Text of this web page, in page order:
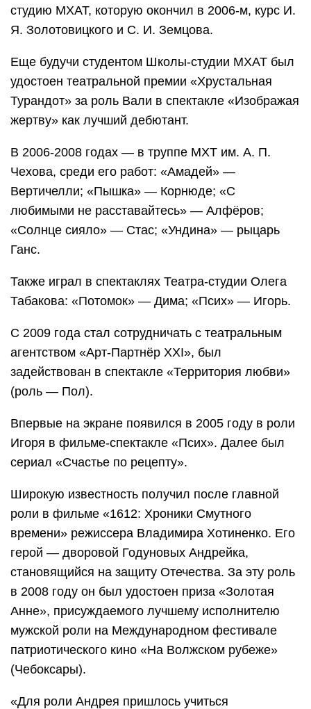
студию МХАТ, которую окончил в 2006-м, курс И.
Я. Золотовицкого и С. И. Земцова.
Еще будучи студентом Школы-студии МХАТ был
удостоен театральной премии «Хрустальная
Турандот» за роль Вали в спектакле «Изображая
жертву» как лучший дебютант.
В 2006-2008 годах — в труппе МХТ им. А. П.
Чехова, среди его работ: «Амадей» —
Вертичелли; «Пышка» — Корнюде; «С
любимыми не расставайтесь» — Алфёров;
«Солнце сияло» — Стас; «Ундина» — рыцарь
Ганс.
Также играл в спектаклях Театра-студии Олега
Табакова: «Потомок» — Дима; «Псих» — Игорь.
С 2009 года стал сотрудничать с театральным
агентством «Арт-Партнёр XXI», был
задействован в спектакле «Территория любви»
(роль — Пол).
Впервые на экране появился в 2005 году в роли
Игоря в фильме-спектакле «Псих». Далее был
сериал «Счастье по рецепту».
Широкую известность получил после главной
роли в фильме «1612: Хроники Смутного
времени» режиссера Владимира Хотиненко. Его
герой — дворовой Годуновых Андрейка,
становящийся на защиту Отечества. За эту роль
в 2008 году он был удостоен приза «Золотая
Анне», присуждаемого лучшему исполнителю
мужской роли на Международном фестивале
патриотического кино «На Волжском рубеже»
(Чебоксары).
«Для роли Андрея пришлось учиться